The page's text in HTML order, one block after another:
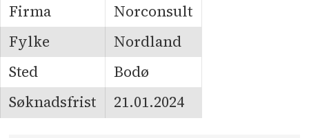
Firma
Norconsult
Fylke
Nordland
Sted
Bodø
Søknadsfrist
21.01.2024